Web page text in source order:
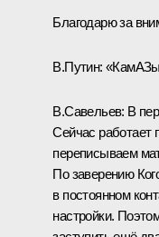
Благодарю за
В.Путин:
В.Савельев: В
Сейчас работает
переписываем
По заверению
в постоянном
настройки.